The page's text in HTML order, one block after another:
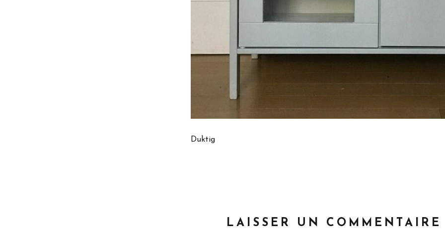
Duktig
LAISSER UN COMMENTAIRE